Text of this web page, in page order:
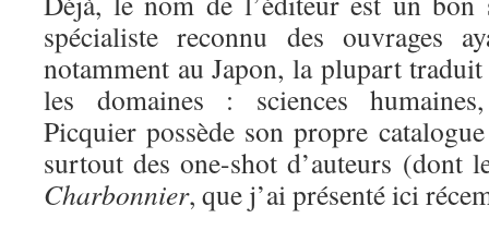
spécialiste reconnu des ouvrages
notamment au Japon, la plupart
les domaines : sciences
Picquier possède son propre
surtout des one-shot d’auteurs (dont
Charbonnier, que j’ai présenté ici